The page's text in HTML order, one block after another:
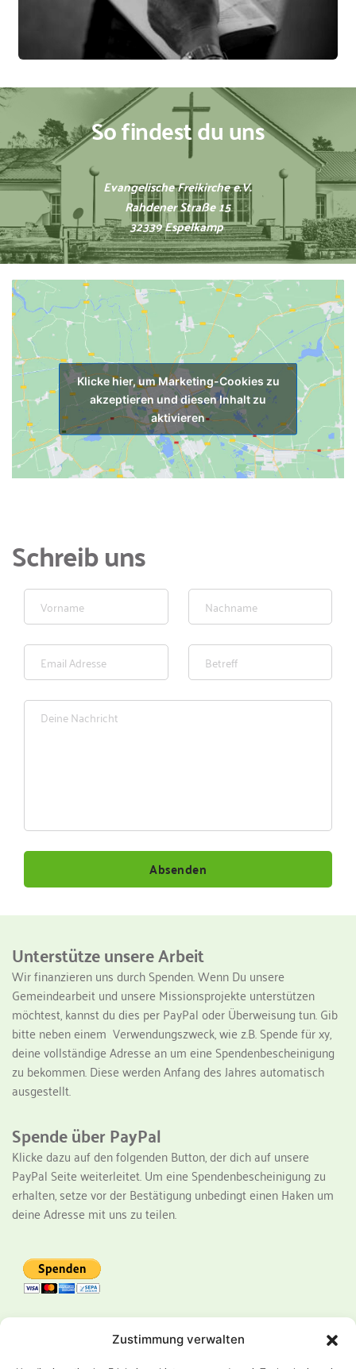
Zustimmung verwalten
So findest du uns
Evangelische Freikirche e.V.
Rahdener Straße 15
32339 Espelkamp
Klicke hier, um Marketing-Cookies zu
akzeptieren und diesen Inhalt zu
aktivieren
Schreib uns
Absenden
Unterstütze unsere Arbeit
Wir finanzieren uns durch Spenden. Wenn Du unsere
Gemeindearbeit und unsere Missionsprojekte unterstützen
möchtest, kannst du dies per PayPal oder Überweisung tun. Gib
bitte neben einem  Verwendungszweck, wie z.B. Spende für xy,
deine vollständige Adresse an um eine Spendenbescheinigung
zu bekommen. Diese werden Anfang des Jahres automatisch
ausgestellt.
Spende über PayPal
Klicke dazu auf den folgenden Button, der dich auf unsere
PayPal Seite weiterleitet. Um eine Spendenbescheinigung zu
erhalten, setze vor der Bestätigung unbedingt einen Haken um
deine Adresse mit uns zu teilen.
Spende per Überweisung